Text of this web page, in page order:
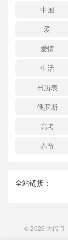
中国
爱
爱情
生活
日历表
俄罗斯
高考
春节
全站链接：
© 2026 大福门